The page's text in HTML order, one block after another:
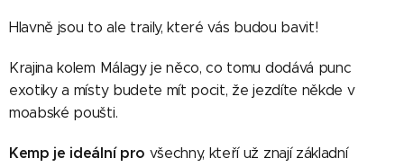
Hlavně jsou to ale traily, které vás budou bavit!
Krajina kolem Málagy je něco, co tomu dodává punc
exotiky a místy budete mít pocit, že jezdíte někde v
moabské poušti.
Kemp je ideální pro všechny, kteří už znají základní